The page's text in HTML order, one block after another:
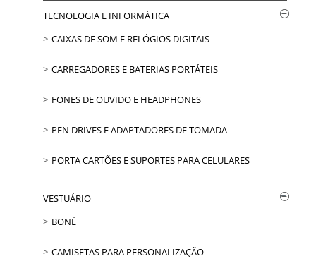
TECNOLOGIA E INFORMÁTICA
CAIXAS DE SOM E RELÓGIOS DIGITAIS
CARREGADORES E BATERIAS PORTÁTEIS
FONES DE OUVIDO E HEADPHONES
PEN DRIVES E ADAPTADORES DE TOMADA
PORTA CARTÕES E SUPORTES PARA CELULARES
VESTUÁRIO
BONÉ
CAMISETAS PARA PERSONALIZAÇÃO